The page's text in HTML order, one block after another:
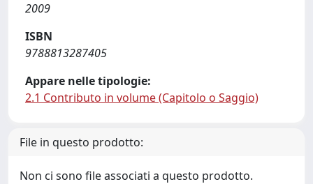
2009
ISBN
9788813287405
Appare nelle tipologie:
2.1 Contributo in volume (Capitolo o Saggio)
File in questo prodotto:
Non ci sono file associati a questo prodotto.